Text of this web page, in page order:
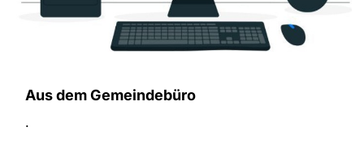
Aus dem Gemeindebüro
.